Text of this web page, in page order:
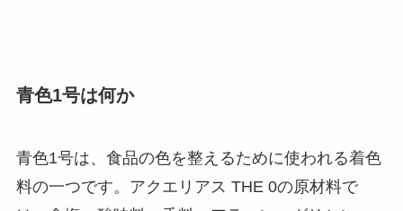
青色1号は何か
青色1号は、食品の色を整えるために使われる着色
料の一つです。アクエリアス THE 0の原材料で